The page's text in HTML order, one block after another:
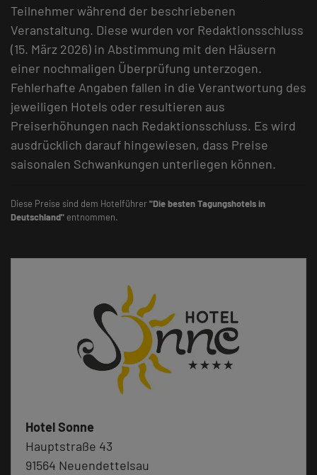
Teilnehmer während der beschriebenen
Veranstaltung. Diese wurden vor Redaktionsschluss
(15. März 2026) in Abstimmung mit den Häusern
einer nochmaligen Überprüfung unterzogen.
Fehlerhafte Angaben fallen in die Verantwortung des
jeweiligen Hotels oder resultieren aus
Preiserhöhungen nach Redaktionsschluss. Es wird
ausdrücklich darauf hingewiesen, dass Preise
saisonalen Schwankungen unterliegen können.
Diese Preise sind dem Hotelführer"Die besten Tagungshotels in
Deutschland" entnommen.
Hotel Sonne
Hauptstraße 43
91564 Neuendettelsau